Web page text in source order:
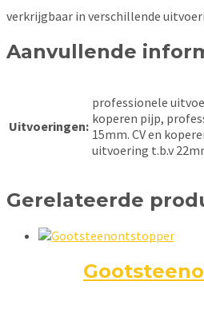
verkrijgbaar in verschillende
Aanvullende
Uitvoeringen:
professionele
koperen pijp,
15mm. CV en
uitvoering t.b.v
Gerelateerde